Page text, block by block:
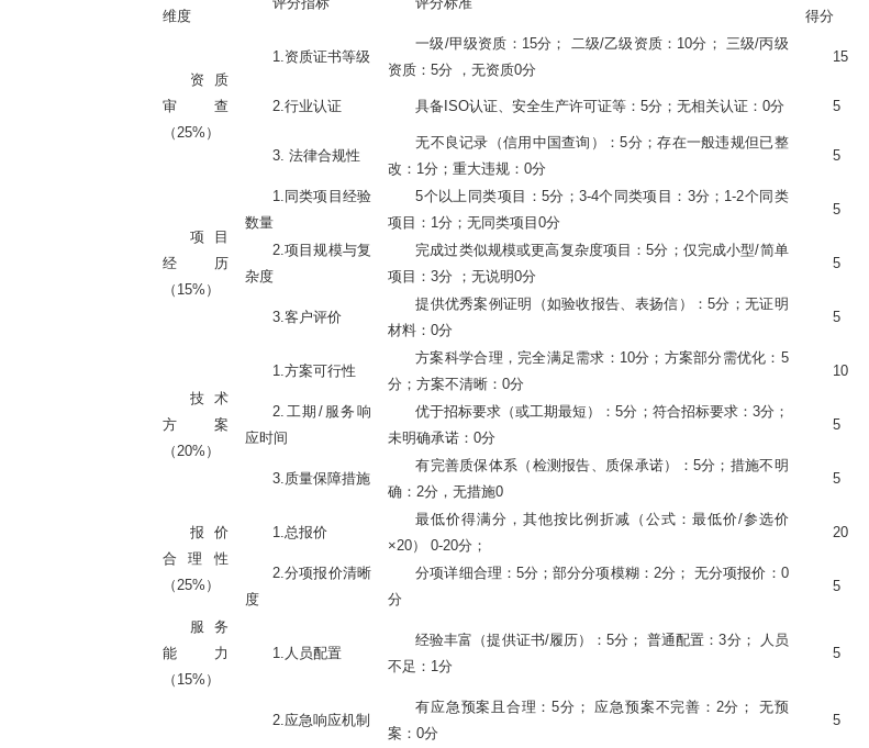
维度
得分
资质
审查
（25%）
1.资质证书等级
一级/甲级资质：15分； 二级/乙级资质：10分； 三级/丙级
资质：5分 ，无资质0分
15
2.行业认证 具备 ISO认证、安全生产许可证等：5分；无相关认证：0分 5
3. 法律合规性
无不良记录（信用中国查询）：5分；存在一般违规但已整
改：1分；重大违规：0分
5
项目
经历
（ 15%）
1.同类项目经验
数量
5个以上同类项目：5分；3-4个同类项目：3分；1-2个同类
项目：1分；无同类项目0分
5
2.项目规模与复
杂度
完成过类似规模或更高复杂度项目：5分；仅完成小型/简单
项目：3分 ；无说明0分
5
3.客户评价
提供优秀案例证明（如验收报告、表扬信）：5分；无证明
材料：0分
5
技术
方案
（20%）
1.方案可行性
方案科学合理，完全满足需求： 10分；方案部分需优化：5
分；方案不清晰：0分
10
2.工期/服务响
应时间
优于招标要求（或工期最短）：5分；符合招标要求：3分；
未明确承诺：0分
5
3.质量保障措施
有完善质保体系（检测报告、质保承诺）： 5分；措施不明
确：2分，无措施0
5
报价
合理性
（25%）
1.总报价
最低价得满分，其他按比例折减（公式：最低价/参选价
×20） 0-20分；
20
2.分项报价清晰
度
分项详细合理： 5分；部分分项模糊：2分； 无分项报价：0
分
5
服务
能力
（ 15%）
1.人员配置
经验丰富（提供证书/履历）：5分； 普通配置：3分； 人员
不足：1分
5
2.应急响应机制
有应急预案且合理：5分； 应急预案不完善：2分； 无预
案：0分
5